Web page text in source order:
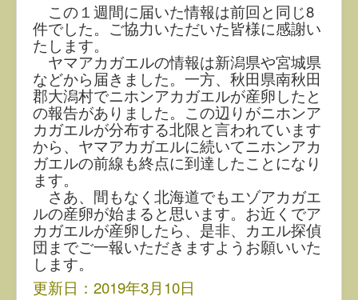
この１週間に届いた情報は前回と同じ8
件でした。ご協力いただいた皆様に感謝い
たします。
ヤマアカガエルの情報は新潟県や宮城県
などから届きました。一方、秋田県南秋田
郡大潟村でニホンアカガエルが産卵したと
の報告がありました。この辺りがニホンア
カガエルが分布する北限と言われています
から、ヤマアカガエルに続いてニホンアカ
ガエルの前線も終点に到達したことになり
ます。
さあ、間もなく北海道でもエゾアカガエ
ルの産卵が始まると思います。お近くでア
カガエルが産卵したら、是非、カエル探偵
団までご一報いただきますようお願いいた
します。
更新日：2019年3月10日